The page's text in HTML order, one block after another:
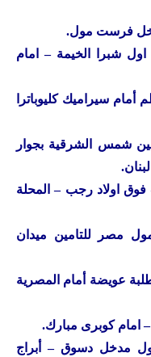
فرست مول.
شبرا الخيمة – امام
: 39 شارع 9 المقطم أمام سيراميك كليوباترا
شمس الشرقية بجوار
اولاد رجب – المحلة
الجلاء مول مصر للتامين ميدان
عويضة أمام المصرية
امام كوبرى مبارك.
مدخل دسوق – أبراج